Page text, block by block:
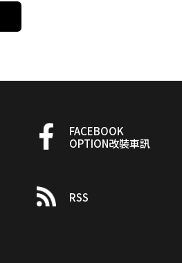
FACEBOOK
OPTION改裝車訊
RSS